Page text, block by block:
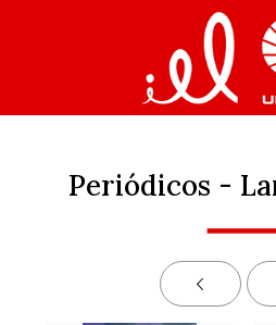
Periódicos -